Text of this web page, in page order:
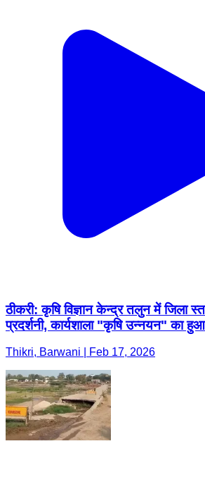
ठीकरी: कृषि विज्ञान केन्द्र तलुन में जिला
प्रदर्शनी, कार्यशाला "कृषि उन्नयन" का
Thikri, Barwani | Feb 17, 2026